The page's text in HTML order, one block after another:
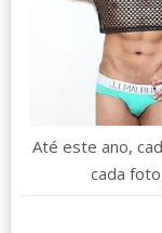
Até este ano,
cada